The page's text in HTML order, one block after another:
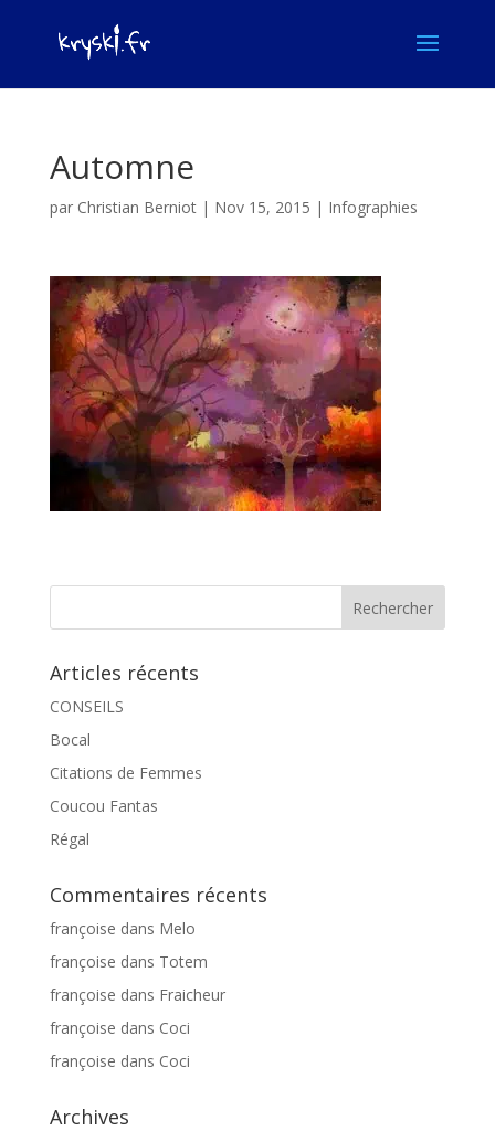
Automne
par Christian Berniot| Nov 15, 2015 | Infographies
Articles récents
CONSEILS
Bocal
Citations de Femmes
Coucou Fantas
Régal
Commentaires récents
françoise dans Melo
françoise dans Totem
françoise dans Fraicheur
françoise dans Coci
françoise dans Coci
Archives